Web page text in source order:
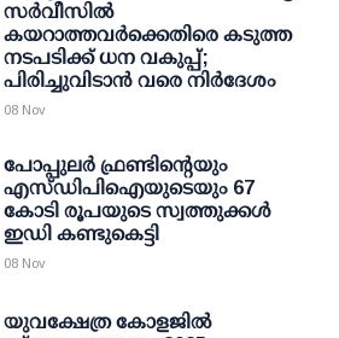
സര്‍വീസില്‍
കയറാത്തവര്‍ക്കെതിരെ കടുത്ത
നടപടിക്ക് ധന വകുപ്പ്;
പിരിച്ചുവിടാന്‍ വരെ നിര്‍ദേശം
08 Nov
പോപ്പുലര്‍ ഫ്രണ്ടിന്റെയും
എസ്ഡിപിഐയുടെയും 67
കോടി രൂപയുടെ സ്വത്തുക്കള്‍
ഇഡി കണ്ടുകെട്ടി
08 Nov
യുവക്ഷേത്ര കോളജിൽ